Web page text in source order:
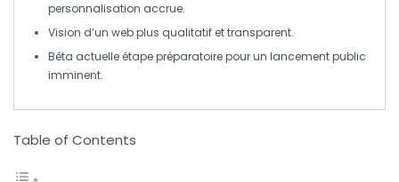
personnalisation accrue.
Vision d’un web plus qualitatif ettransparent.
Bêta actuelle étape préparatoire pour un lancement public
imminent.
Table of Contents